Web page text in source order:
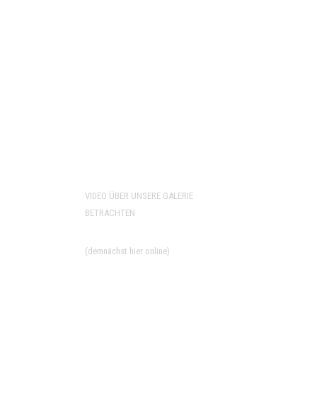
VIDEO ÜBER UNSERE GALERIE
BETRACHTEN
(demnächst hier online)